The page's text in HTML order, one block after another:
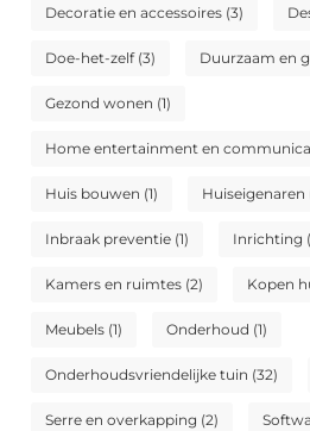
Decoratie en accessoires (3)
Doe-het-zelf(3) Duurzaam en
Gezond wonen (1)
Home entertainment en
Huis bouwen (1) Huiseigenaren
Inbraak preventie (1) Inrichting
Kamers en ruimtes (2) Kopen
Meubels (1) Onderhoud (1)
Onderhoudsvriendelijke tuin (32)
Serre en overkapping (2)